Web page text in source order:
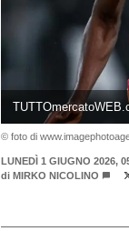
© foto di
LUNEDÌ 1 GIUGNO 2026,
di MIRKO NICOLINO